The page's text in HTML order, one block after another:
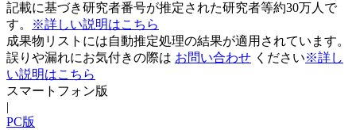
記載に基づき研究者番号が推定された研究者等約30万人で
す。
※詳しい説明はこちら
成果物リストには自動推定処理の結果が適用されています。
誤りや漏れにお気付きの際は お問い合わせ ください※詳し
い説明はこちら
スマートフォン版
|
PC版